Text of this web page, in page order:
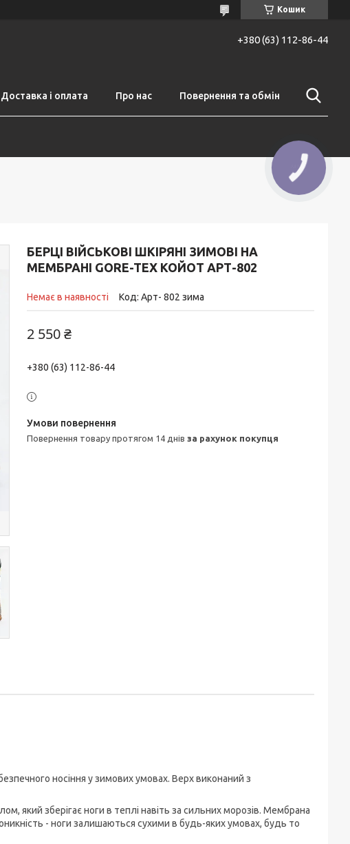
Кошик
+380 (63) 112-86-44
Доставка і оплата Про нас Повернення та обмін
БЕРЦІ ВІЙСЬКОВІ ШКІРЯНІ ЗИМОВІ НА
МЕМБРАНІ GORE-TEX КОЙОТ АРТ-802
Немає в наявності Код: Арт- 802 зима
2 550 ₴
+380 (63) 112-86-44
повернення товару протягом 14 днів за рахунок покупця
носіння у зимових умовах. Верх виконаний з
який зберігає ноги в теплі навіть за сильних морозів. Мембрана
- ноги залишаються сухими в будь-яких умовах, будь то
КНОПКА
ЗВ'ЯЗКУ